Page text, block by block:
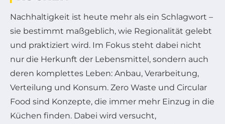
Nachhaltigkeit ist heute mehr als ein Schlagwort –
sie bestimmt maßgeblich, wie Regionalität gelebt
und praktiziert wird. Im Fokus steht dabei nicht
nur die Herkunft der Lebensmittel, sondern auch
deren komplettes Leben: Anbau, Verarbeitung,
Verteilung und Konsum. Zero Waste und Circular
Food sind Konzepte, die immer mehr Einzug in die
Küchen finden. Dabei wird versucht,